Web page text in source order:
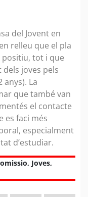
del Jovent en
relleu que el pla
positiu, tot i que
dels joves pels
anys). La
que també van
el contacte
es faci més
especialment
d’estudiar.
, Joves,